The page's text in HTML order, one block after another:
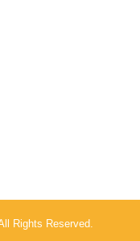
Rights Reserved.